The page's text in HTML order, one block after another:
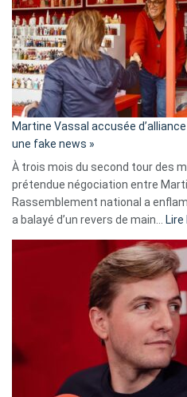
Martine Vassal accusée
une fake news »
À trois mois du second tour des
prétendue négociation entre
Rassemblement national a
a balayé d’un revers de main…